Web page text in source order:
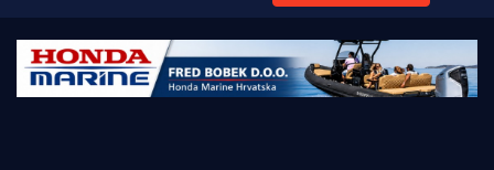
Početna